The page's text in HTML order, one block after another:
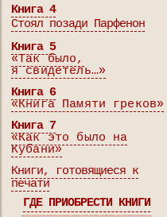
Книга 4
Стоял позади Парфенон
Книга 5
«Так было,
я свидетель…»
Книга 6
«Книга Памяти греков»
Книга 7
«Как это было на
Кубани»
Книги, готовящиеся к
печати
ГДЕ ПРИОБРЕСТИ КНИГИ